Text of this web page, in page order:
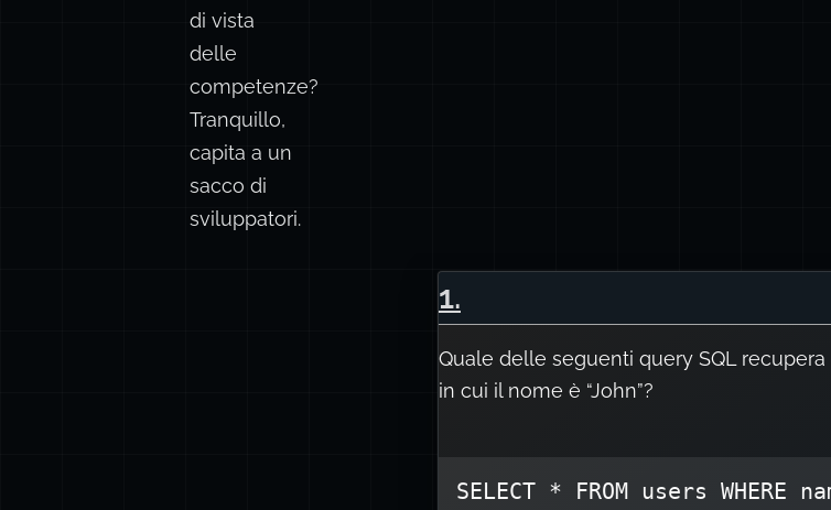
di vista
delle
competenze?
Tranquillo,
capita a un
sacco di
sviluppatori.
1.
Quale delle seguenti query SQL
in cui il nome è “John”?
SELECT * FROM users WHERE